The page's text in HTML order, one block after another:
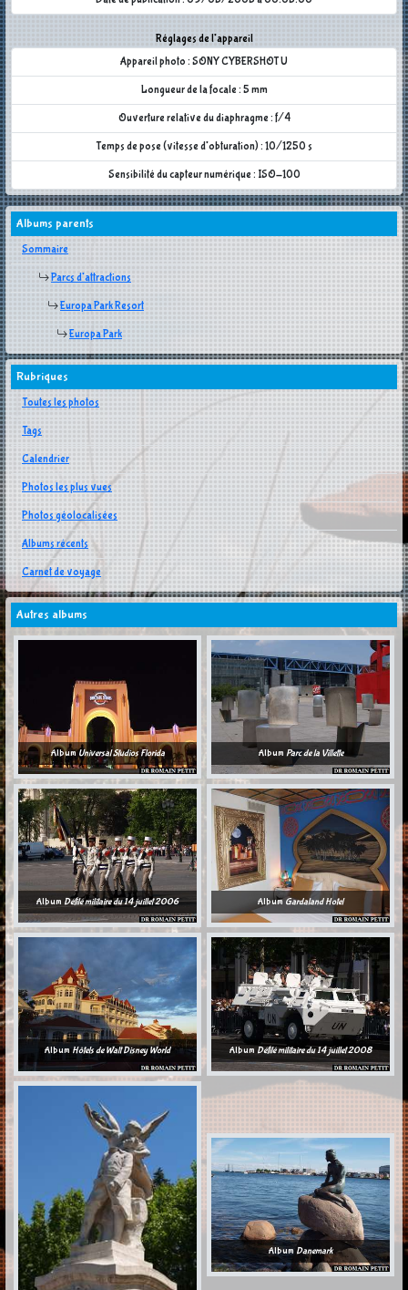
Réglages de l'appareil
Appareil photo : SONY CYBERSHOT U
Longueur de la focale : 5 mm
Ouverture relative du diaphragme : f/4
Temps de pose (vitesse d'obturation) : 10/1250 s
Sensibilité du capteur numérique : ISO-100
Albums parents
Sommaire
Parcs d'attractions
Europa Park Resort
Europa Park
Rubriques
Toutes les photos
Tags
Calendrier
Photos les plus vues
Photos géolocalisées
Albums récents
Carnet de voyage
Autres albums
AlbumUniversal Studios Florida Album Parc de la Villette
Album Défilé militaire du 14 juillet 2006 Album Gardaland Hotel
Album Hôtels de Walt Disney World Album Défilé militaire du 14 juillet 2008
Album Danemark